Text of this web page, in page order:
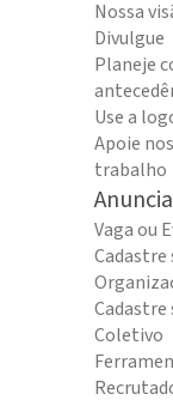
Nossa
Divulgue
Planeje
Use a
Apoie
trabalho
Vaga ou
Cadastre
Cadastre
Coletivo